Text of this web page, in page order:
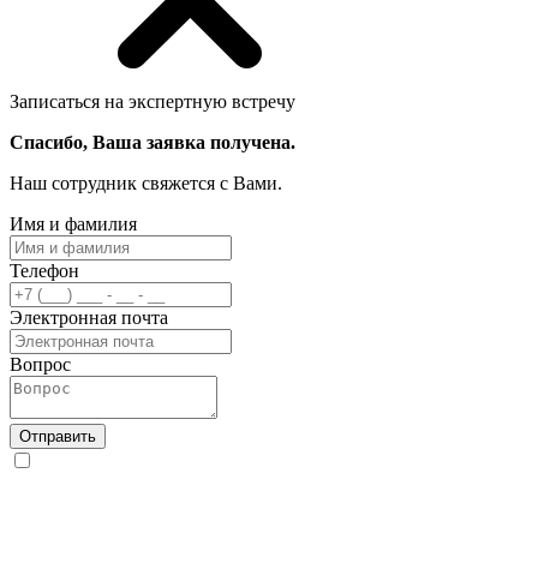
Записаться на экспертную встречу
Спасибо, Ваша заявка получена.
Наш сотрудник свяжется с Вами.
Имя и фамилия
Телефон
Электронная почта
Вопрос
Отправить